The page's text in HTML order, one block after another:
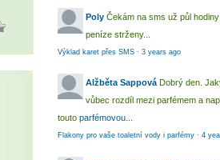
Poly Čekám na sms už půl hodiny
peníze strženy...
Výklad karet přes SMS · 3 years ago
Alžběta Sappová Dobrý den.
vůbec rozdíl mezi parfémem a
touto parfémovou...
Flakony pro vaše toaletní vody i parfémy · 4